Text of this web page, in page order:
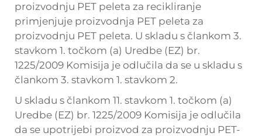
proizvodnju PET peleta za recikliranje
primjenjuje proizvodnja PET peleta za
proizvodnju PET peleta. U skladu s člankom 3.
stavkom 1. točkom (a) Uredbe (EZ) br.
1225/2009 Komisija je odlučila da se u skladu s
člankom 3. stavkom 1. stavkom 2.
U skladu s člankom 11. stavkom 1. točkom (a)
Uredbe (EZ) br. 1225/2009 Komisija je odlučila
da se upotrijebi proizvod za proizvodnju PET-